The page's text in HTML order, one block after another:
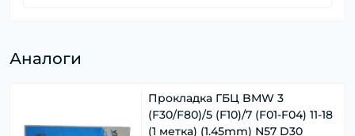
Аналоги
Прокладка ГБЦ BMW 3
(F30/F80)/5 (F10)/7 (F01-F04) 11-18
(1 метка) (1.45mm) N57 D30